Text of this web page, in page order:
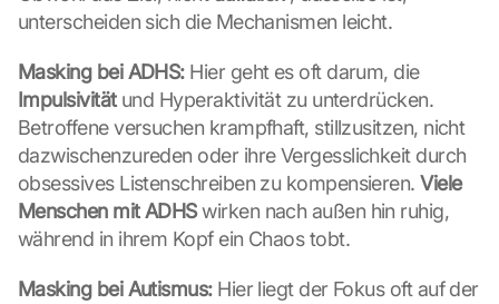
unterscheiden sich die Mechanismen leicht.
Masking bei ADHS:
Hier geht es oft darum, die
Impulsivität und Hyperaktivität zu unterdrücken.
Betroffene versuchen krampfhaft, stillzusitzen, nicht
dazwischenzureden oder ihre Vergesslichkeit durch
obsessives Listenschreiben zu kompensieren. Viele
Menschen mit ADHS wirken nach außen hin ruhig,
während in ihrem Kopf ein Chaos tobt.
Masking bei Autismus: Hier liegt der Fokus oft auf der